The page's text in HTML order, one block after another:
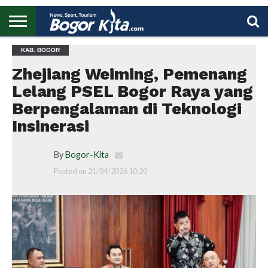
BOGOR
REGIONAL
NASIONAL
PENDIDIKAN
WISATA
OLAHRAGA
LAPORAN
PROFIL
KAB. BOGOR
Zhejiang Weiming, Pemenang
Lelang PSEL Bogor Raya yang
Berpengalaman di Teknologi
Insinerasi
By Bogor-Kita
Posted on 21/04/2026 10:20